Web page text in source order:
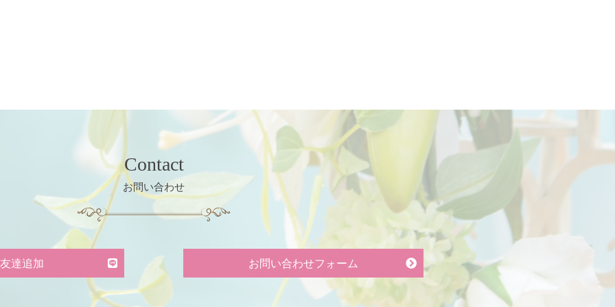
Contact
お問い合わせ
達追加 お問い合わせフォーム